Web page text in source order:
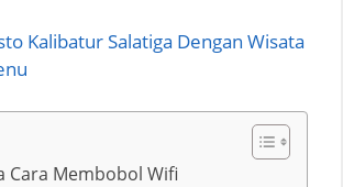
Kalibatur Salatiga Dengan Wisata
Cara Membobol Wifi